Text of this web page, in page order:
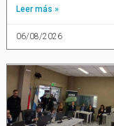
Leer más »
06/08/2026